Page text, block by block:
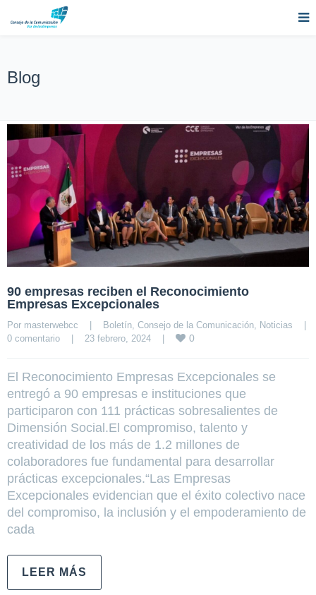
Blog
90 empresas reciben el Reconocimiento
Empresas Excepcionales
Por masterwebcc | Boletín Consejo de la Comunicación Noticias
|
0 comentario
| 23 febrero, 2024 | 0
El Reconocimiento Empresas Excepcionales se
entregó a 90 empresas e instituciones que
participaron con 111 prácticas sobresalientes de
Dimensión Social.El compromiso, talento y
creatividad de los más de 1.2 millones de
colaboradores fue fundamental para desarrollar
prácticas excepcionales.“Las Empresas
Excepcionales evidencian que el éxito colectivo nace
del compromiso, la inclusión y el empoderamiento de
cada
LEER MÁS